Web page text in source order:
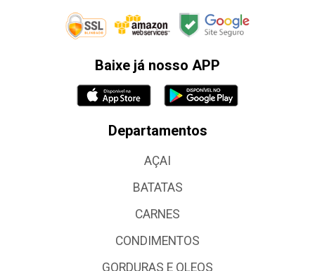
Baixe já nosso APP
Departamentos
AÇAI
BATATAS
CARNES
CONDIMENTOS
GORDURAS E OLEOS